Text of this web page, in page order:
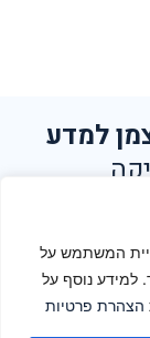
המשתמש על
למידע נוסף על
הצהרת פרטיות
למדע